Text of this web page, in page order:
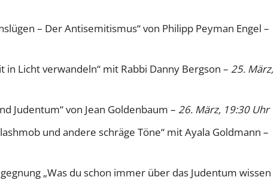
– Der Antisemitismus“ von Philipp Peyman Engel –
in Licht verwandeln“ mit Rabbi Danny Bergson – 25. März,
Judentum“ von Jean Goldenbaum – 26. März, 19:30 Uhr
und andere schräge Töne“ mit Ayala Goldmann –
„Was du schon immer über das Judentum wissen